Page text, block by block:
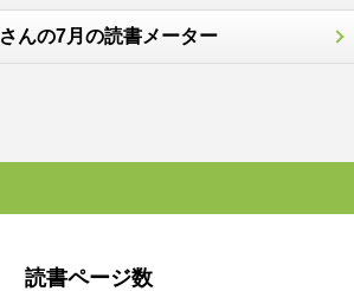
んの7月の読書メーター
読書ページ数